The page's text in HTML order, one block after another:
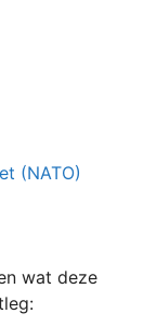
(NATO)
wat deze